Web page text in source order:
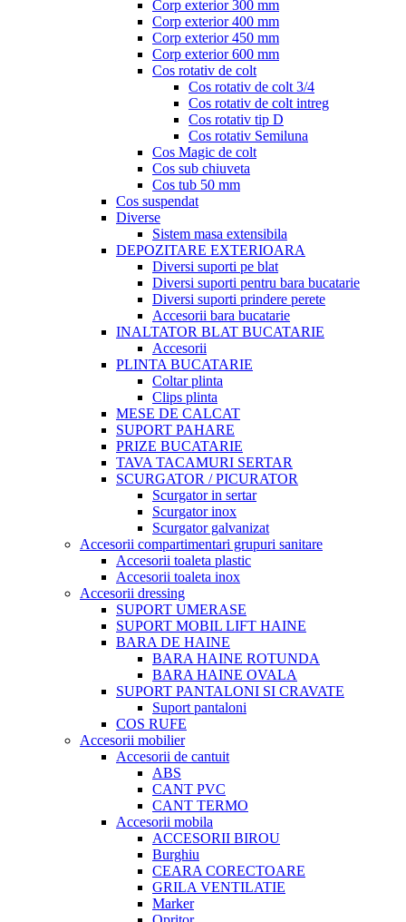
Corp exterior 300 mm
Corp exterior 400 mm
Corp exterior 450 mm
Corp exterior 600 mm
Cos rotativ de colt
Cos rotativ de colt 3/4
Cos rotativ de colt intreg
Cos rotativ tip D
Cos rotativ Semiluna
Cos Magic de colt
Cos sub chiuveta
Cos tub 50 mm
Cos suspendat
Diverse
Sistem masa extensibila
DEPOZITARE EXTERIOARA
Diversi suporti pe blat
Diversi suporti pentru bara bucatarie
Diversi suporti prindere perete
Accesorii bara bucatarie
INALTATOR BLAT BUCATARIE
Accesorii
PLINTA BUCATARIE
Coltar plinta
Clips plinta
MESE DE CALCAT
SUPORT PAHARE
PRIZE BUCATARIE
TAVA TACAMURI SERTAR
SCURGATOR / PICURATOR
Scurgator in sertar
Scurgator inox
Scurgator galvanizat
Accesorii compartimentari grupuri sanitare
Accesorii toaleta plastic
Accesorii toaleta inox
Accesorii dressing
SUPORT UMERASE
SUPORT MOBIL LIFT HAINE
BARA DE HAINE
BARA HAINE ROTUNDA
BARA HAINE OVALA
SUPORT PANTALONI SI CRAVATE
Suport pantaloni
COS RUFE
Accesorii mobilier
Accesorii de cantuit
ABS
CANT PVC
CANT TERMO
Accesorii mobila
ACCESORII BIROU
Burghiu
CEARA CORECTOARE
GRILA VENTILATIE
Marker